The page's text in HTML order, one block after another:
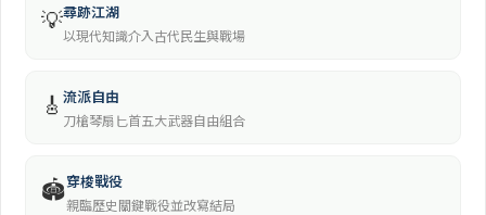
💡尋跡江湖
以現代知識介入古代民生與戰場
🎸 流派自由
刀槍琴扇匕首五大武器自由組合
🏟️穿梭戰役
親臨歷史關鍵戰役並改寫結局